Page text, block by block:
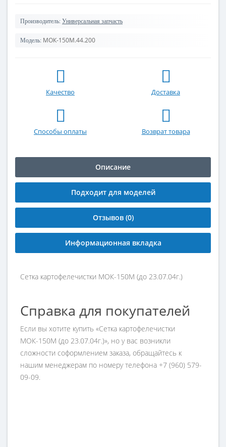
Производитель: Универсальная запчасть
Модель: МОК-150М.44.200
Качество Доставка
Способы оплаты Возврат товара
Описание
Подходит для моделей
Отзывов (0)
Информационная вкладка
Сетка картофелечистки МОК-150М (до 23.07.04г.)
Справка для покупателей
Если вы хотите купить «Сетка картофелечистки
МОК-150М (до 23.07.04г.)», но у вас возникли
сложности соформлением заказа, обращайтесь к
нашим менеджерам по номеру телефона +7 (960) 579-
09-09.